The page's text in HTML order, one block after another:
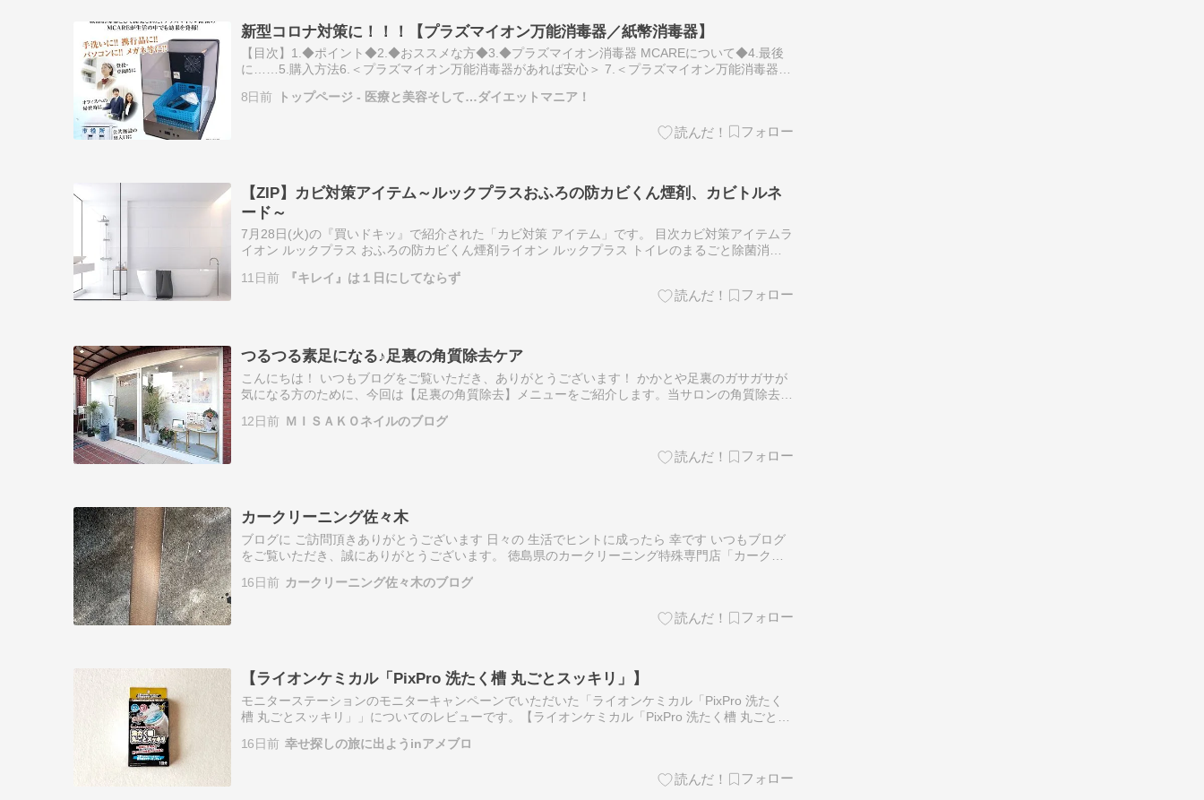
新型コロナ対策に！！！【プラズマイオン万能消毒器／紙幣消毒器】
【目次】1.◆ポイント◆2.◆おススメな方◆3.◆プラズマイオン消毒器 MCAREについて◆4.最後
に……5.購入方法6.＜プラズマイオン万能消毒器があれば安心＞ 7.＜プラズマイオン万能消毒器を
8日前 トップページ - 医療と美容そして…ダイエットマニア！
【ZIP】カビ対策アイテム～ルックプラスおふろの防カビくん煙剤、カビトルネ
ード～
7月28日(火)の『買いドキッ』で紹介された「カビ対策 アイテム」です。 目次カビ対策アイテムラ
イオン ルックプラス おふろの防カビくん煙剤ライオン ルックプラス トイレのまるごと除菌消臭
11日前 『キレイ』は１日にしてならず
つるつる素足になる♪足裏の角質除去ケア
こんにちは！ いつもブログをご覧いただき、ありがとうございます！ かかとや足裏のガサガサが
気になる方のために、今回は【足裏の角質除去】メニューをご紹介します。当サロンの角質除去
しいケアで美しい…
12日前 ＭＩＳＡＫＯネイルのブログ
カークリーニング佐々木
ブログに ご訪問頂きありがとうございます 日々の 生活でヒントに成ったら 幸です いつもブログ
をご覧いただき、誠にありがとうございます。 徳島県のカークリーニング特殊専門店「カークリ
す。 1…
16日前 カークリーニング佐々木のブログ
【ライオンケミカル「PixPro 洗たく槽 丸ごとスッキリ」】
モニターステーションのモニターキャンペーンでいただいた「ライオンケミカル「PixPro 洗たく
槽 丸ごとスッキリ」」についてのレビューです。【ライオンケミカル「PixPro 洗たく槽 丸ごとス
16日前 幸せ探しの旅に出ようinアメブロ